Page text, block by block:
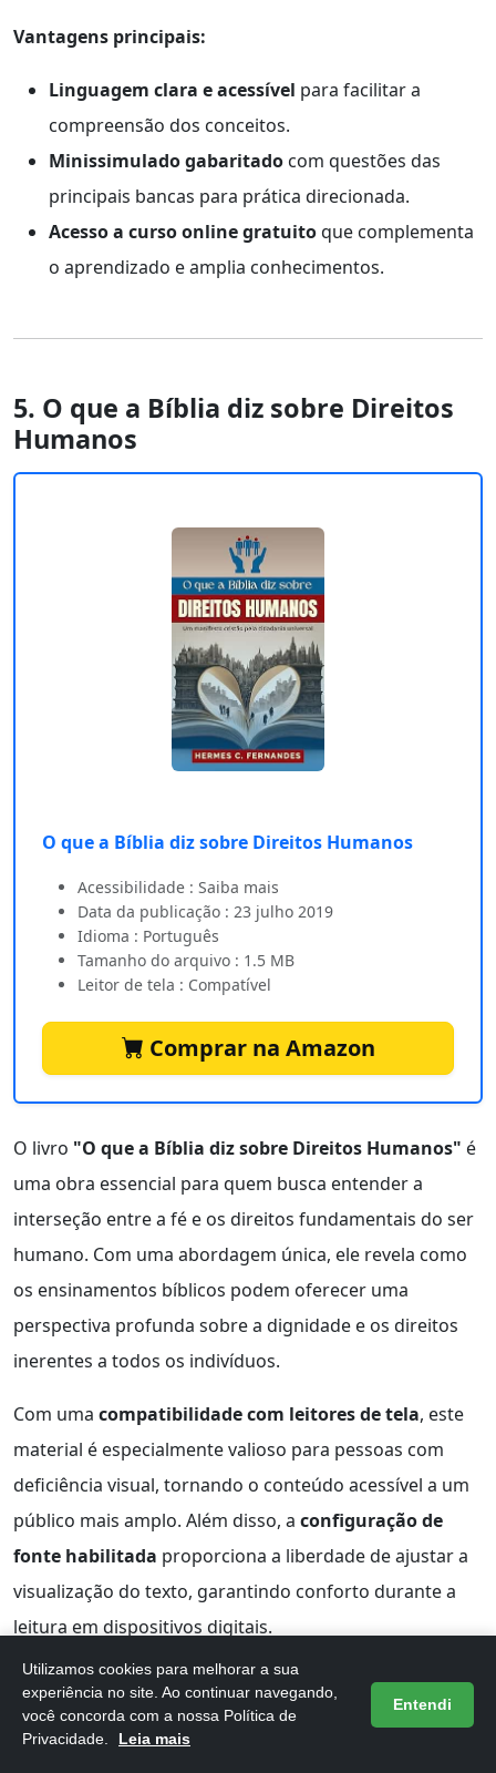
Vantagens principais:
Linguagem clara e acessível para facilitar a
compreensão dos conceitos.
Minissimulado gabaritado com questões das
principais bancas para prática direcionada.
Acesso a curso online gratuitoque complementa
o aprendizado e amplia conhecimentos.
5. O que a Bíblia diz sobre Direitos
Humanos
O que a Bíblia diz sobre Direitos Humanos
Acessibilidade : Saiba mais
Data da publicação : 23 julho 2019
Idioma : Português
Tamanho do arquivo : 1.5 MB
Leitor de tela : Compatível
Comprar na Amazon
O livro "O que a Bíblia diz sobre Direitos Humanos" é
uma obra essencial para quem busca entender a
interseção entre a fé e os direitos fundamentais do ser
humano. Com uma abordagem única, ele revela como
os ensinamentos bíblicos podem oferecer uma
perspectiva profunda sobre a dignidade e os direitos
inerentes a todos os indivíduos.
Com uma compatibilidade com leitores de tela, este
material é especialmente valioso para pessoas com
deficiência visual, tornando o conteúdo acessível a um
público mais amplo. Além disso, a configuração de
fonte habilitada proporciona a liberdade de ajustar a
visualização do texto, garantindo conforto durante a
leitura em dispositivos digitais.
Com 87 páginas de conteúdo rico e relevante, o livro
não só se destaca pela sua temática, mas também pela
suafacilidade de uso
Utilizamos cookies para melhorar a sua
experiência no site. Ao continuar navegando,
você concorda com a nossa Política de
Privacidade.
Leia mais
Entendi